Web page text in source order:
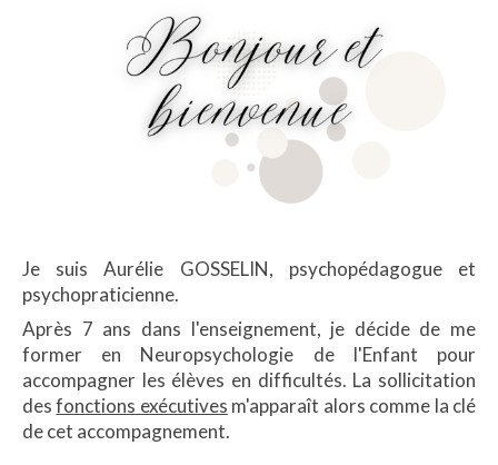
Je suis Aurélie GOSSELIN, psychopédagogue et
psychopraticienne.
Après 7 ans dans l'enseignement, je décide de me
former en Neuropsychologie de l'Enfant pour
accompagner les élèves en difficultés. La sollicitation
desfonctions exécutives m'apparaît alors comme la clé
de cet accompagnement.